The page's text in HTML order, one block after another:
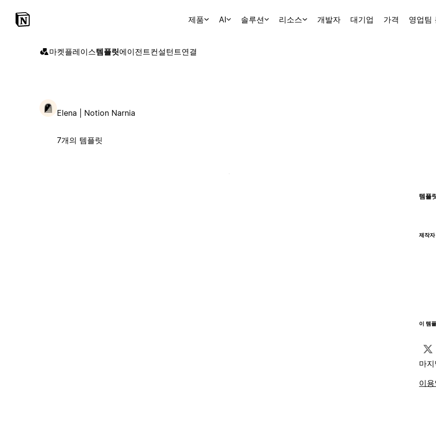
제품 AI 솔루션 리소스 개발자 대기업 가격 영업팀
마켓플레이스템플릿에이전트컨설턴트연결
Elena | Notion Narnia
7개의 템플릿
템플
제작
이 템
마
이